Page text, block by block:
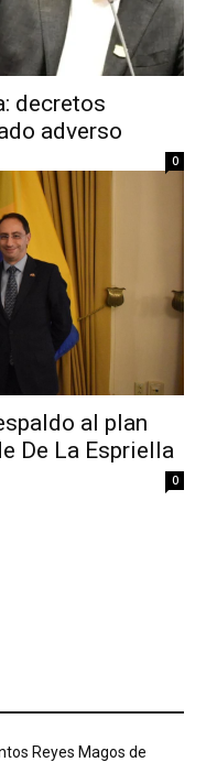
decretos
adverso
0
al plan
De La Espriella
0
Reyes Magos de